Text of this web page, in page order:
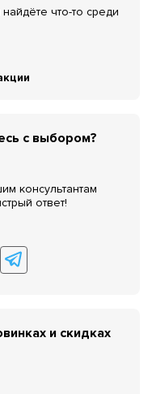
что-то среди
с выбором?
консультантам
ответ!
и скидках